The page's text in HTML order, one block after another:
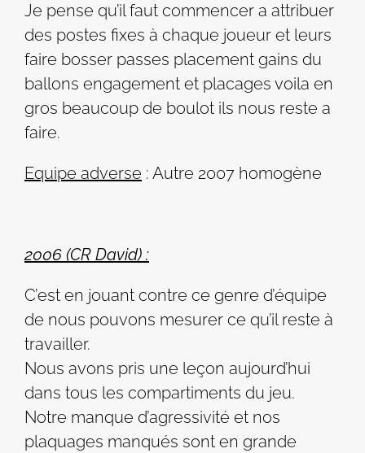
Je pense qu’il faut commencer a attribuer
des postes fixes à chaque joueur et leurs
faire bosser passes placement gains du
ballons engagement et placages voila en
gros beaucoup de boulot ils nous reste a
faire.
Equipe adverse : Autre 2007 homogène
2006 (CR David) :
C’est en jouant contre ce genre d’équipe
de nous pouvons mesurer ce qu’il reste à
travailler.
Nous avons pris une leçon aujourd’hui
dans tous les compartiments du jeu.
Notre manque d’agressivité et nos
plaquages manqués sont en grande